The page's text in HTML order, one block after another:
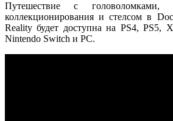
Путешествие с головоломками,
коллекционирования и стелсом в
Reality будет доступна на PS4, PS5,
Nintendo Switch и PC.